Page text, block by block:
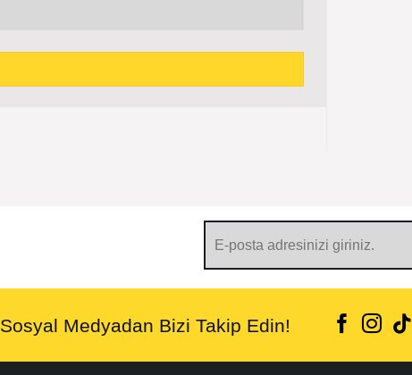
Sosyal Medyadan Bizi Takip Edin!